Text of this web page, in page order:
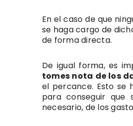
En el caso de que
se haga cargo de
de forma directa.
De igual forma, es
tomes nota de los
el percance. Esto se
para conseguir que
necesario, de los